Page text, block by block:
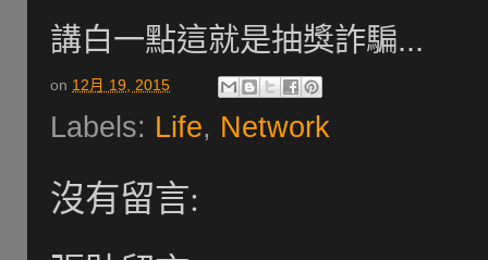
講白一點這就是抽獎詐騙...
on 12月 19, 2015
Labels: Life, Network
沒有留言: